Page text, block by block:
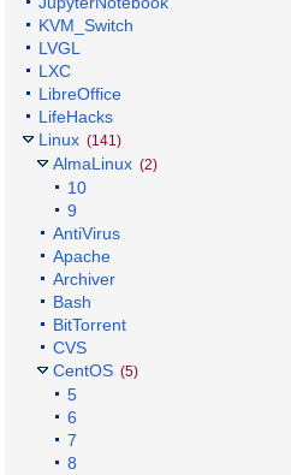
KVM_Switch
LVGL
LXC
LibreOffice
LifeHacks
Linux (141)
AlmaLinux (2)
10
9
AntiVirus
Apache
Archiver
Bash
BitTorrent
CVS
CentOS (5)
5
6
7
8